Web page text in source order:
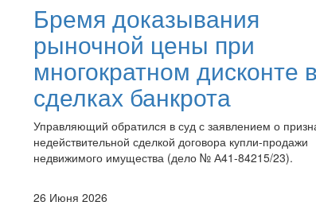
Бремя доказывания
рыночной цены при
многократном дисконте в
сделках банкрота
Управляющий обратился в суд с заявлением о
недействительной сделкой договора купли-продажи
недвижимого имущества (дело № А41-84215/23).
26 Июня 2026